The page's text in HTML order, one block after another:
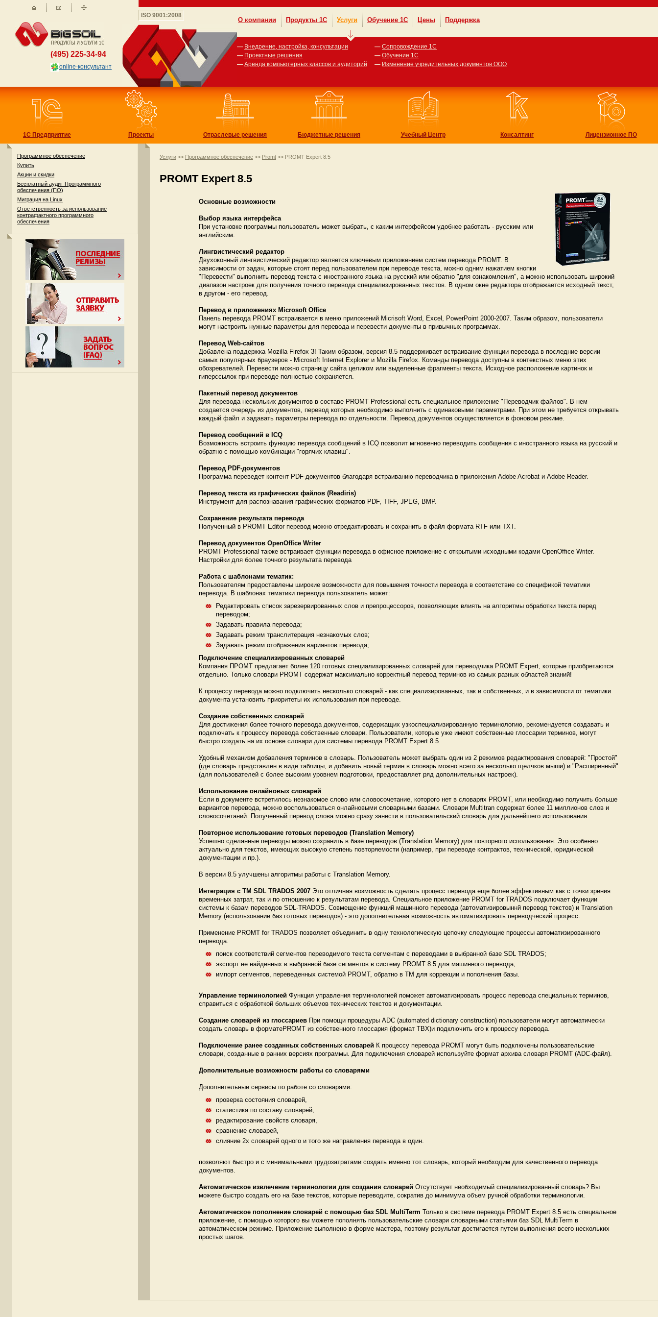
1С Предприятие Проекты Отраслевые решения Бюджетные решения Учебный Центр Консалтинг Лицензионное ПО
Программное обеспечение
Купить
Акции и скидки
Бесплатный аудит Программного
обеспечения (ПО)
Миграция на Linux
Ответственность за использование
контрафактного программного
обеспечения
Услуги >> Программное обеспечение >> Promt >> PROMT Expert 8.5
PROMT Expert 8.5
Основные возможности
Выбор языка интерфейса
При установке программы пользователь может выбрать, с каким интерфейсом удобнее работать - русским или
английским.
Лингвистический редактор
Двухоконный лингвистический редактор является ключевым приложением систем перевода PROMT. В
зависимости от задач, которые стоят перед пользователем при переводе текста, можно одним нажатием кнопки
"Перевести" выполнить перевод текста с иностранного языка на русский или обратно "для ознакомления", а можно использовать широкий
диапазон настроек для получения точного перевода специализированных текстов. В одном окне редактора отображается исходный текст,
в другом - его перевод.
Перевод в приложениях Microsoft Office
Панель перевода PROMT встраивается в меню приложений Micrisoft Word, Excel, PowerPoint 2000-2007. Таким образом, пользователи
могут настроить нужные параметры для перевода и перевести документы в привычных программах.
Перевод Web-сайтов
Добавлена поддержка Mozilla Firefox 3! Таким образом, версия 8.5 поддерживает встраивание функции перевода в последние версии
самых популярных браузеров - Microsoft Internet Explorer и Mozilla Firefox. Команды перевода доступны в контекстных меню этих
обозревателей. Перевести можно страницу сайта целиком или выделенные фрагменты текста. Исходное расположение картинок и
гиперссылок при переводе полностью сохраняется.
Пакетный перевод документов
Для перевода нескольких документов в составе PROMT Professional есть специальное приложение "Переводчик файлов". В нем
создается очередь из документов, перевод которых необходимо выполнить с одинаковыми параметрами. При этом не требуется открывать
каждый файл и задавать параметры перевода по отдельности. Перевод документов осуществляется в фоновом режиме.
Перевод сообщений в ICQ
Возможность встроить функцию перевода сообщений в ICQ позволит мгновенно переводить сообщения с иностранного языка на русский и
обратно с помощью комбинации "горячих клавиш".
Перевод PDF-документов
Программа переведет контент PDF-документов благодаря встраиванию переводчика в приложения Adobe Acrobat и Adobe Reader.
Перевод текста из графических файлов (Readiris)
Инструмент для распознавания графических форматов PDF, TIFF, JPEG, BMP.
Сохранение результата перевода
Полученный в PROMT Editor перевод можно отредактировать и сохранить в файл формата RTF или TXT.
Перевод документов OpenOffice Writer
PROMT Professional также встраивает функции перевода в офисное приложение с открытыми исходными кодами OpenOffice Writer.
Настройки для более точного результата перевода
Работа с шаблонами тематик:
Пользователям предоставлены широкие возможности для повышения точности перевода в соответствие со спецификой тематики
перевода. В шаблонах тематики перевода пользователь может:
Редактировать список зарезервированных слов и препроцессоров, позволяющих влиять на алгоритмы обработки текста перед
переводом;
Задавать правила перевода;
Задавать режим транслитерация незнакомых слов;
Задавать режим отображения вариантов перевода;
Подключение специализированных словарей
Компания ПРОМТ предлагает более 120 готовых специализированных словарей для переводчика PROMT Expert, которые приобретаются
отдельно. Только словари PROMT содержат максимально корректный перевод терминов из самых разных областей знаний!
К процессу перевода можно подключить несколько словарей - как специализированных, так и собственных, и в зависимости от тематики
документа установить приоритеты их использования при переводе.
Cоздание собственных словарей
Для достижения более точного перевода документов, содержащих узкоспециализированную терминологию, рекомендуется создавать и
подключать к процессу перевода собственные словари. Пользователи, которые уже имеют собственные глоссарии терминов, могут
быстро создать на их основе словари для системы перевода PROMT Expert 8.5.
Удобный механизм добавления терминов в словарь. Пользователь может выбрать один из 2 режимов редактирования словарей: "Простой"
(где словарь представлен в виде таблицы, и добавить новый термин в словарь можно всего за несколько щелчков мыши) и "Расширенный"
(для пользователей с более высоким уровнем подготовки, предоставляет ряд дополнительных настроек).
Использование онлайновых словарей
Если в документе встретилось незнакомое слово или словосочетание, которого нет в словарях PROMT, или необходимо получить больше
вариантов перевода, можно воспользоваться онлайновыми словарными базами. Словари Multitran содержат более 11 миллионов слов и
словосочетаний. Полученный перевод слова можно сразу занести в пользовательский словарь для дальнейшего использования.
Повторное использование готовых переводов (Translation Memory)
Успешно сделанные переводы можно сохранить в базе переводов (Translation Memory) для повторного использования. Это особенно
актуально для текстов, имеющих высокую степень повторяемости (например, при переводе контрактов, технической, юридической
документации и пр.).
В версии 8.5 улучшены алгоритмы работы с Translation Memory.
Интеграция с TM SDL TRADOS 2007 Это отличная возможность сделать процесс перевода еще более эффективным как с точки зрения
временных затрат, так и по отношению к результатам перевода. Специальное приложение PROMT for TRADOS подключает функции
системы к базам переводов SDL-TRADOS. Совмещение функций машинного перевода (автоматизировыннй перевод текстов) и Translation
Memory (использование баз готовых переводов) - это дополнительная возможность автоматизировать переводческий процесс.
Применение PROMT for TRADOS позволяет объединить в одну технологическую цепочку следующие процессы автоматизированного
перевода:
поиск соответствий сегментов переводимого текста сегментам с переводами в выбранной базе SDL TRADOS;
экспорт не найденных в выбранной базе сегментов в систему PROMT 8.5 для машинного перевода;
импорт сегментов, переведенных системой PROMT, обратно в ТМ для коррекции и пополнения базы.
Управление терминологией Функция управления терминологией поможет автоматизировать процесс перевода специальных терминов,
справиться с обработкой больших объемов технических текстов и документации.
Cоздание словарей из глоссариев При помощи процедуры ADC (automated dictionary construction) пользователи могут автоматически
создать словарь в форматеPROMT из собственного глоссария (формат TBX)и подключить его к процессу перевода.
Подключение ранее созданных собственных словарей К процессу перевода PROMT могут быть подключены пользовательские
словари, созданные в ранних версиях программы. Для подключения словарей используйте формат архива словаря PROMT (ADC-файл).
Дополнительные возможности работы со словарями
Дополнительные сервисы по работе со словарями:
проверка состояния словарей,
статистика по составу словарей,
редактирование свойств словаря,
сравнение словарей,
слияние 2х словарей одного и того же направления перевода в один.
позволяют быстро и с минимальными трудозатратами создать именно тот словарь, который необходим для качественного перевода
документов.
Автоматическое извлечение терминологии для создания словарей Отсутствует необходимый специализированный словарь? Вы
можете быстро создать его на базе текстов, которые переводите, сократив до минимума объем ручной обработки терминологии.
Автоматическое пополнение словарей с помощью баз SDL MultiTerm Только в системе перевода PROMT Expert 8.5 есть специальное
приложение, с помощью которого вы можете пополнять пользовательские словари словарными статьями баз SDL MultiTerm в
автоматическом режиме. Приложение выполнено в форме мастера, поэтому результат достигается путем выполнения всего нескольких
простых шагов.
О компании Продукты 1С Услуги Обучение 1С Цены Поддержка
(495) 225-34-94
online-консультант
ISO 9001:2008
— Внедрение, настройка, консультации
— Проектные решения
— Аренда компьютерных классов и аудиторий
— Сопровождение 1С
— Обучение 1С
— Изменение учредительных документов ООО